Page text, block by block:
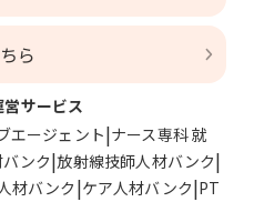
ら
サービス
エージェント ナース専科 就
ンク 放射線技師人材バンク
材バンク ケア人材バンク PT